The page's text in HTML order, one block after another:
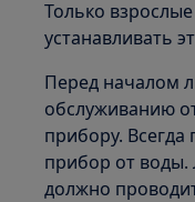
Только
устанавливать
Перед началом
обслуживанию
прибору.
прибор от
должно